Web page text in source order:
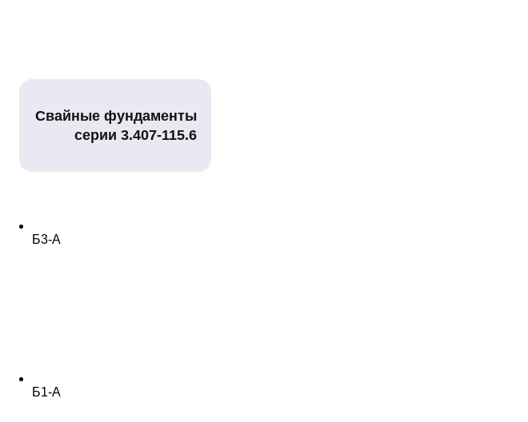
Свайные фундаменты
серии 3.407-115.6
Б3-А
Б1-А